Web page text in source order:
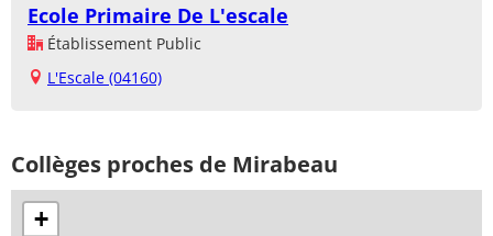
Ecole Primaire De L'escale
Établissement Public
L'Escale (04160)
Collèges proches de Mirabeau
+